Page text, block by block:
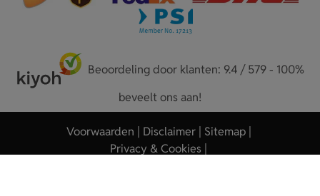
Beoordeling door klanten: 9.4 / 579 - 100%
beveelt ons aan!
Voorwaarden Disclaimer
Sitemap
Privacy & Cookies